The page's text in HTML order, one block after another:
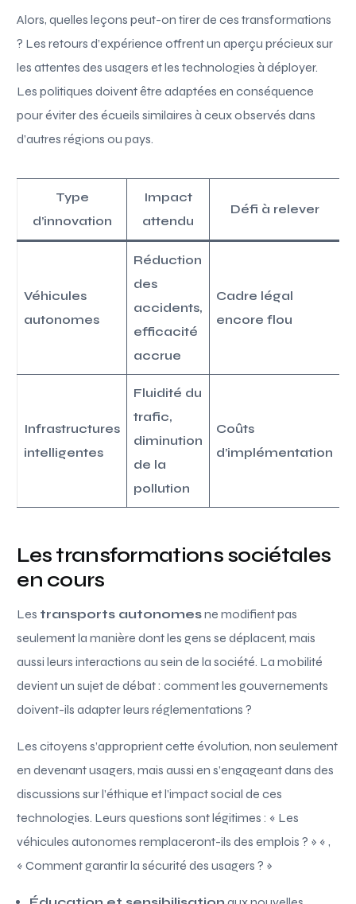
Alors, quelles leçons peut-on tirer de ces transformations
? Les retours d’expérience offrent un aperçu précieux sur
les attentes des usagers et les technologies à déployer.
Les politiques doivent être adaptées en conséquence
pour éviter des écueils similaires à ceux observés dans
d’autres régions ou pays.
Type
d’innovation
Impact
attendu
Défi à relever
Véhicules
autonomes
Réduction
des
accidents,
efficacité
accrue
Cadre légal
encore flou
Infrastructures
intelligentes
Fluidité du
trafic,
diminution
de la
pollution
Coûts
d’implémentation
Les transformations sociétales
en cours
Les transports autonomesne modifient pas
seulement la manière dont les gens se déplacent, mais
aussi leurs interactions au sein de la société. La mobilité
devient un sujet de débat : comment les gouvernements
doivent-ils adapter leurs réglementations ?
Les citoyens s’approprient cette évolution, non seulement
en devenant usagers, mais aussi en s’engageant dans des
discussions sur l’éthique et l’impact social de ces
technologies. Leurs questions sont légitimes : « Les
véhicules autonomes remplaceront-ils des emplois ? » « ,
« Comment garantir la sécurité des usagers ? »